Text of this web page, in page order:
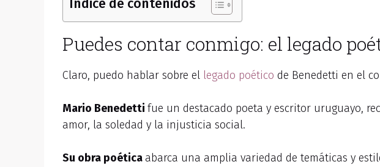
Índice de contenidos
Puedes contar conmigo: el legado
Claro, puedo hablar sobre el legado poético de Benedetti en el
Mario Benedetti fue un destacado poeta y escritor uruguayo,
amor, la soledad y la injusticia social.
Su obra poética abarca una amplia variedad de temáticas y